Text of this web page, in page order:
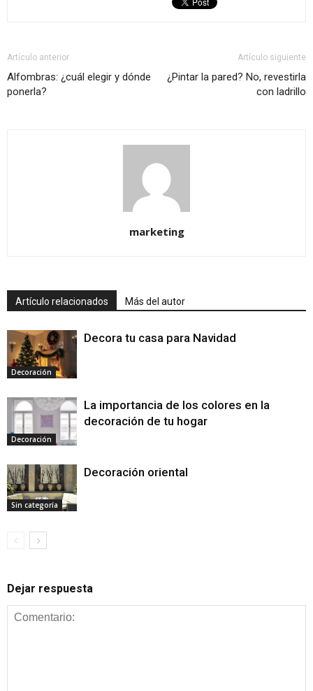
Artículo anterior
Alfombras: ¿cuál elegir y dónde
ponerla?
Artículo siguiente
¿Pintar la pared? No, revestirla
con ladrillo
marketing
Artículo relacionados Más del autor
Decoración
Decora tu casa para Navidad
Decoración
La importancia de los colores en la
decoración de tu hogar
Sin categoría
Decoración oriental
Dejar respuesta